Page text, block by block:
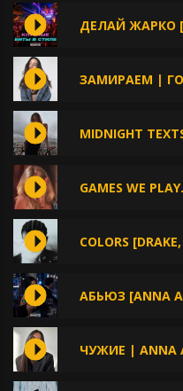
ДЕЛАЙ ЖАРКО
ЗАМИРАЕМ |
MIDNIGHT
GAMES WE
COLORS
АБЬЮЗ [ANNA
ЧУЖИЕ | ANNA